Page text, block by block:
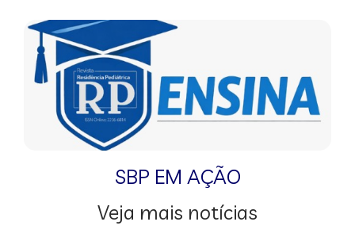
SBP EM AÇÃO
Veja mais notícias